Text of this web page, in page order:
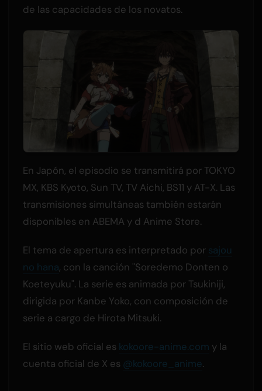
de las capacidades de los novatos.
En Japón, el episodio se transmitirá por TOKYO
MX, KBS Kyoto, Sun TV, TV Aichi, BS11 y AT-X. Las
transmisiones simultáneas también estarán
disponibles en ABEMA y d Anime Store.
El tema de apertura es interpretado por sajou
no hana, con la canción "Soredemo Donten o
Koeteyuku". La serie es animada por Tsukiniji,
dirigida por Kanbe Yoko, con composición de
serie a cargo de Hirota Mitsuki.
El sitio web oficial es kokoore-anime.com y la
cuenta oficial de X es @kokoore_anime.